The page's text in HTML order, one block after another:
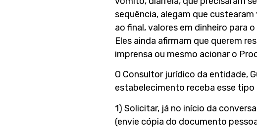
sequência, alegam que
ao final, valores em dinheiro para
Eles ainda afirmam que querem
imprensa ou mesmo acionar o
O Consultor jurídico da entidade,
estabelecimento receba esse tipo
1) Solicitar, já no início da
(envie cópia do documento